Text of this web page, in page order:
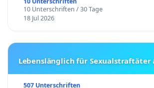
10 Unterschriften / 30 Tage
18 Jul 2026
Lebenslänglich für Sexualstraftäter
507 Unterschriften